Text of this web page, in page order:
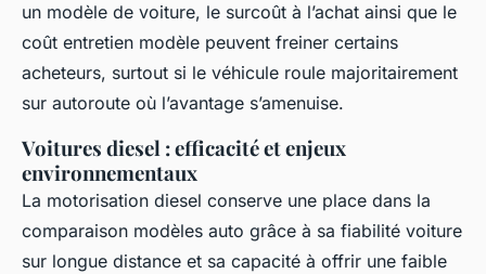
un modèle de voiture, le surcoût à l’achat ainsi que le
coût entretien modèle peuvent freiner certains
acheteurs, surtout si le véhicule roule majoritairement
sur autoroute où l’avantage s’amenuise.
Voitures diesel : efficacité et enjeux
environnementaux
La motorisation diesel conserve une place dans la
comparaison modèles auto grâce à sa fiabilité voiture
sur longue distance et sa capacité à offrir une faible